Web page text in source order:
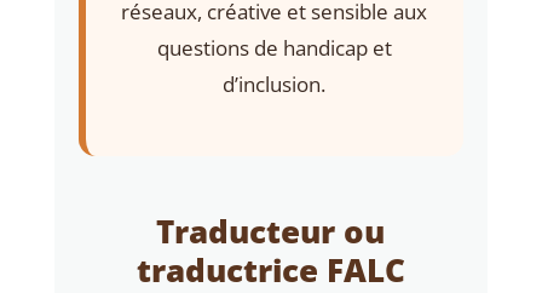
réseaux, créative et sensible aux
questions de handicap et
d’inclusion.
Traducteur ou
traductrice FALC